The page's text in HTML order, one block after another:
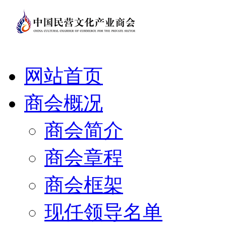
网站首页
商会概况
商会简介
商会章程
商会框架
现任领导名单